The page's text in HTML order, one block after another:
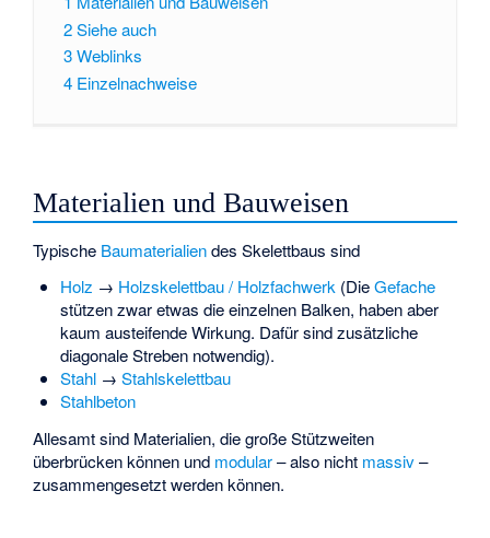
2Siehe auch
3Weblinks
4 Einzelnachweise
Materialien und Bauweisen
Typische Baumaterialiendes Skelettbaus sind
Holz → Holzskelettbau / Holzfachwerk (DieGefache
stützen zwar etwas die einzelnen Balken, haben aber
kaum austeifende Wirkung. Dafür sind zusätzliche
diagonale Streben notwendig).
Stahl→ Stahlskelettbau
Stahlbeton
Allesamt sind Materialien, die große Stützweiten
überbrücken können und modular– also nicht massiv–
zusammengesetzt werden können.